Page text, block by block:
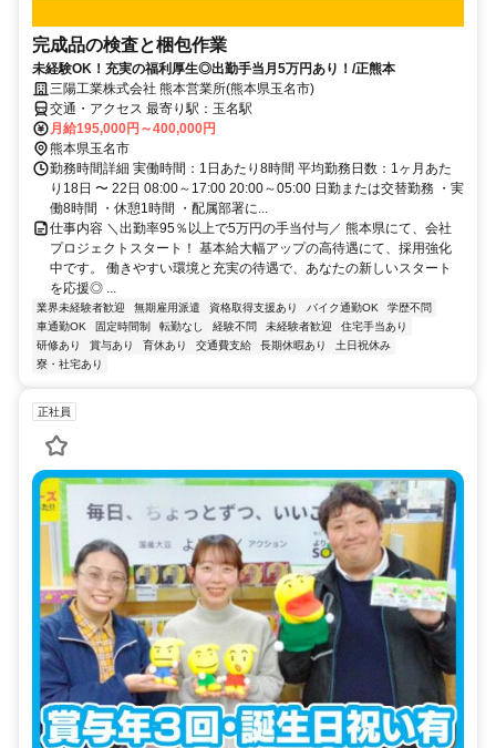
完成品の検査と梱包作業
未経験OK！充実の福利厚生◎出勤手当月5万円あり！/正熊本
三陽工業株式会社 熊本営業所(熊本県玉名市)
交通・アクセス 最寄り駅：玉名駅
月給195,000円～400,000円
熊本県玉名市
勤務時間詳細 実働時間：1日あたり8時間 平均勤務日数：1ヶ月あた
り18日 〜 22日 08:00～17:00 20:00～05:00 日勤または交替勤務 ・実
働8時間 ・休憩1時間 ・配属部署に...
仕事内容 ＼出勤率95％以上で5万円の手当付与／ 熊本県にて、会社
プロジェクトスタート！ 基本給大幅アップの高待遇にて、採用強化
中です。 働きやすい環境と充実の待遇で、あなたの新しいスタート
を応援◎ ...
業界未経験者歓迎 無期雇用派遣 資格取得支援あり バイク通勤OK
学歴不問
車通勤OK
固定時間制 転勤なし 経験不問 未経験者歓迎
住宅手当あり
研修あり
賞与あり 育休あり 交通費支給 長期休暇あり
土日祝休み
寮・社宅あり
正社員